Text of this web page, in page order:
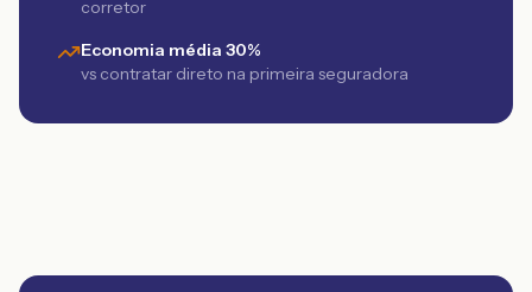
corretor
Economia média 30%
vs contratar direto na primeira seguradora